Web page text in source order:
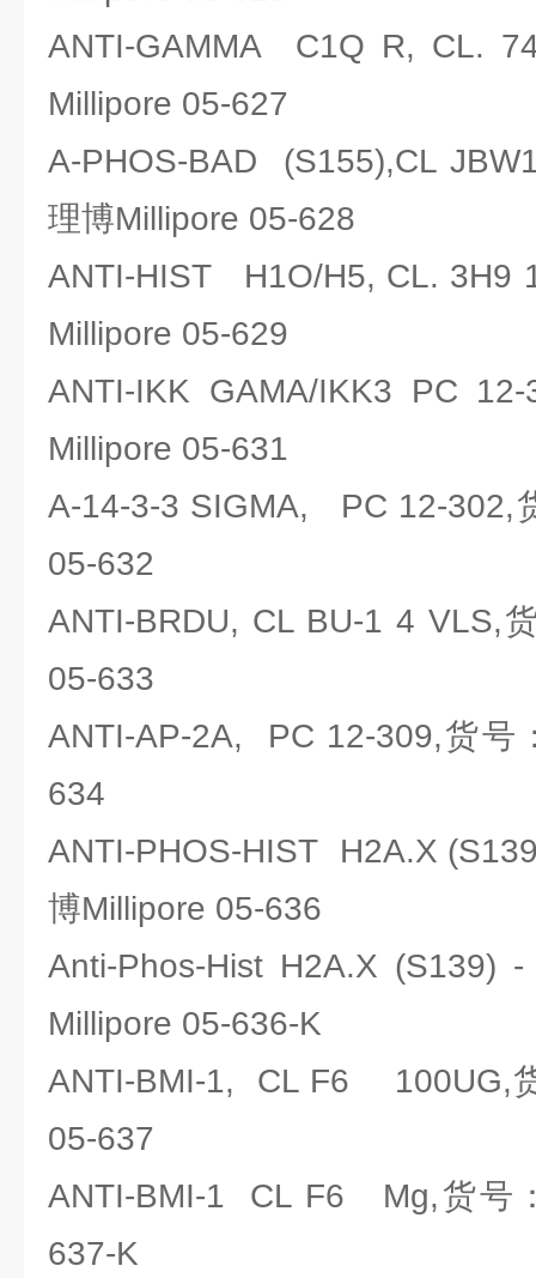
ANTI-GAMMA C1Q R, CL.
Millipore 05-627
A-PHOS-BAD (S155),CL
理博Millipore 05-628
ANTI-HIST H1O/H5, CL. 3H9
Millipore 05-629
ANTI-IKK GAMA/IKK3 PC
Millipore 05-631
A-14-3-3 SIGMA, PC 12-302,
05-632
ANTI-BRDU, CL BU-1 4 VLS,
05-633
ANTI-AP-2A, PC 12-309,货号
634
ANTI-PHOS-HIST H2A.X
博Millipore 05-636
Anti-Phos-Hist H2A.X
Millipore 05-636-K
ANTI-BMI-1, CL F6 100UG,
05-637
ANTI-BMI-1 CL F6 Mg,货号
637-K